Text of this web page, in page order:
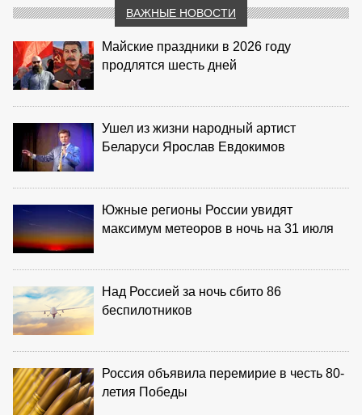
ВАЖНЫЕ НОВОСТИ
Майские праздники в 2026 году
продлятся шесть дней
Ушел из жизни народный артист
Беларуси Ярослав Евдокимов
Южные регионы России увидят
максимум метеоров в ночь на 31 июля
Над Россией за ночь сбито 86
беспилотников
Россия объявила перемирие в честь 80-
летия Победы